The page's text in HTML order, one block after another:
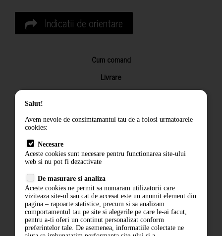
Indicatii de orientare
Cum comand
Livrare
Returnarea produselor
Termeni si conditii
Politica de confidentialitate
ANPC
Salut!
Avem nevoie de consimtamantul tau de a folosi urmatoarele
cookies:
Necesare
Aceste cookies sunt necesare pentru functionarea site-ului
web si nu pot fi dezactivate
De masurare si analiza
Aceste cookies ne permit sa numaram utilizatorii care
viziteaza site-ul sau cat de accesat este un anumit element din
pagina – rapoarte statistice, precum si sa analizam
comportamentul tau pe site si alegerile pe care le-ai facut,
pentru a-ti oferi un continut personalizat conform
preferintelor tale. De asemenea, informatiile colectate ne